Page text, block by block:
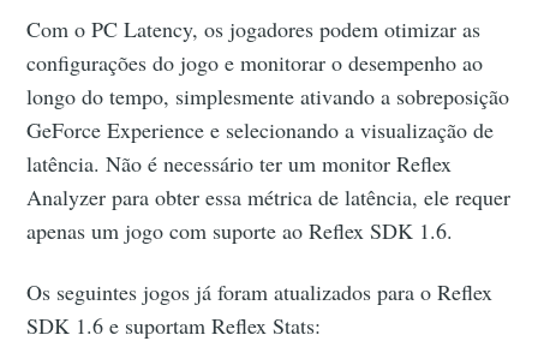
Com o PC Latency, os jogadores podem otimizar as
configurações do jogo e monitorar o desempenho ao
longo do tempo, simplesmente ativando a sobreposição
GeForce Experience e selecionando a visualização de
latência. Não é necessário ter um monitor Reflex
Analyzer para obter essa métrica de latência, ele requer
apenas um jogo com suporte ao Reflex SDK 1.6.
Os seguintes jogos já foram atualizados para o Reflex
SDK 1.6 e suportam Reflex Stats: